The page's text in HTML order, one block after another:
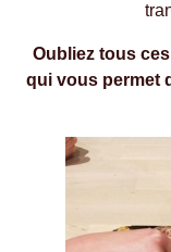
Oubliez tous
qui vous permet